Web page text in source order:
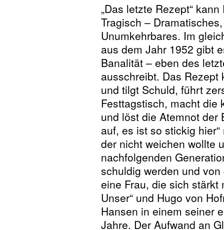
„Das letzte Rezept“
Tragisch –
Unumkehrbares. Im
aus dem Jahr 1952 gibt
Banalität – eben des
ausschreibt. Das
und tilgt Schuld, führt
Festtagstisch, macht die
und löst die Atemnot der
auf, es ist so stickig
der nicht weichen wollte
nachfolgenden
schuldig werden und
eine Frau, die sich stärkt
Unser“ und Hugo von
Hansen in einem seiner
Jahre. Der Aufwand an